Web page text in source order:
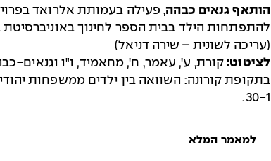
הותאף גנאים כבהה, פעילה בעמותת אלרואד
להתפתחות הילד בבית הספר לחינוך באוניברסיטת
(עריכה לשונית – שירה דניאל)
לציטוט:
30-1.
למאמר המלא